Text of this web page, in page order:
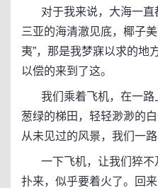
对于我来说，大海一直
三亚的海清澈见底，椰子
夷”，那是我梦寐以求的地
以偿的来到了这。
我们乘着飞机，在一路
葱绿的梯田，轻轻渺渺的
从未见过的风景，我们一路
一下飞机，让我们猝不
扑来，似乎要着火了。回